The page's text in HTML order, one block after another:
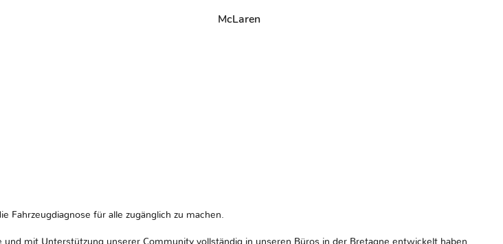
McLaren
für alle zugänglich zu machen.
mit Unterstützung unserer Community vollständig in unseren Büros in der Bretagne entwickelt haben.